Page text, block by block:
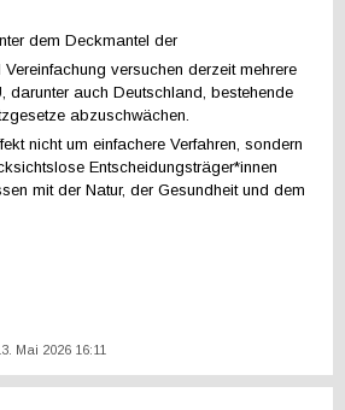
dem Deckmantel der
versuchen derzeit mehrere
darunter auch Deutschland, bestehende
abzuschwächen.
nicht um einfachere Verfahren, sondern
Entscheidungsträger*innen
mit der Natur, der Gesundheit und dem
Mai 2026 16:11